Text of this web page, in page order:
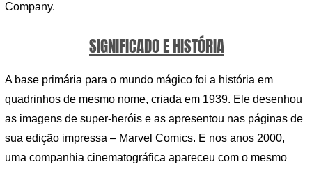
Company.
SIGNIFICADO E HISTÓRIA
A base primária para o mundo mágico foi a história em
quadrinhos de mesmo nome, criada em 1939. Ele desenhou
as imagens de super-heróis e as apresentou nas páginas de
sua edição impressa – Marvel Comics. E nos anos 2000,
uma companhia cinematográfica apareceu com o mesmo